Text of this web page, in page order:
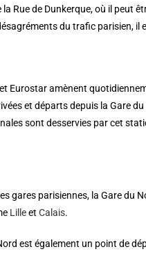
Rue de Dunkerque, où il peut
du trafic parisien, il
et Eurostar amènent
et départs depuis la Gare
sont desservies par cet
gares parisiennes, la Gare du
Lilleet Calais.
est également un point de